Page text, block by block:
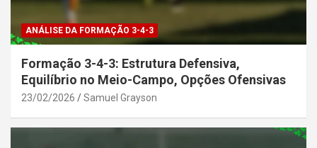
ANÁLISE DA FORMAÇÃO 3-4-3
Formação 3-4-3: Estrutura Defensiva,
Equilíbrio no Meio-Campo, Opções Ofensivas
23/02/2026 Samuel Grayson